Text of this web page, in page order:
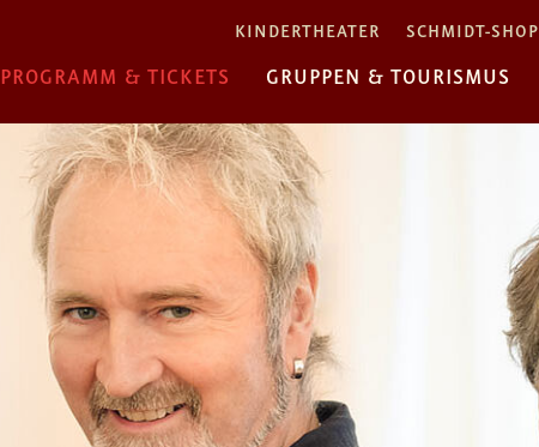
KINDERTHEATER SCHMIDT-SHOP
PROGRAMM & TICKETS GRUPPEN & TOURISMUS